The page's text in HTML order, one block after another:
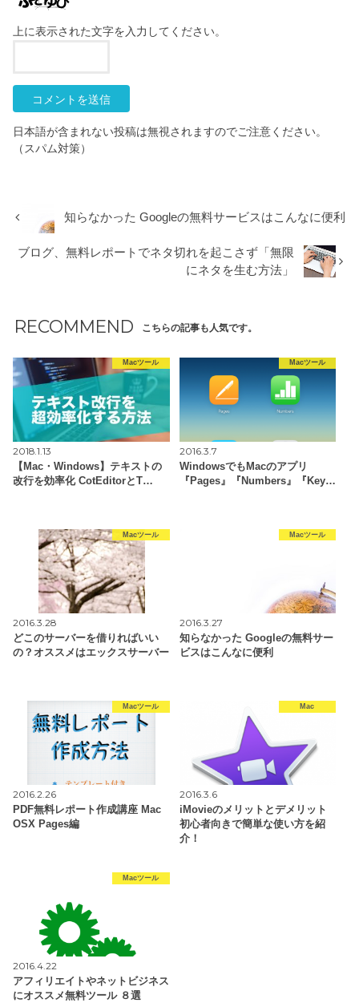
上に表示された文字を入力してください。
日本語が含まれない投稿は無視されますのでご注意ください。
（スパム対策）
知らなかった Googleの無料サービスはこんなに便利
ブログ、無料レポートでネタ切れを起こさず「無限
にネタを生む方法」
RECOMMEND こちらの記事も人気です。
Macツール
2018.1.13
【Mac・Windows】テキストの
改行を効率化 CotEditorとT…
Macツール
2016.3.7
WindowsでもMacのアプリ
『Pages』『Numbers』『Key…
Macツール
2016.3.28
どこのサーバーを借りればいい
の？オススメはエックスサーバー
Macツール
2016.3.27
知らなかった Googleの無料サー
ビスはこんなに便利
Macツール
2016.2.26
PDF無料レポート作成講座 Mac
OSX Pages編
Mac
2016.3.6
iMovieのメリットとデメリット
初心者向きで簡単な使い方を紹
介！
Macツール
2016.4.22
アフィリエイトやネットビジネス
にオススメ無料ツール ８選